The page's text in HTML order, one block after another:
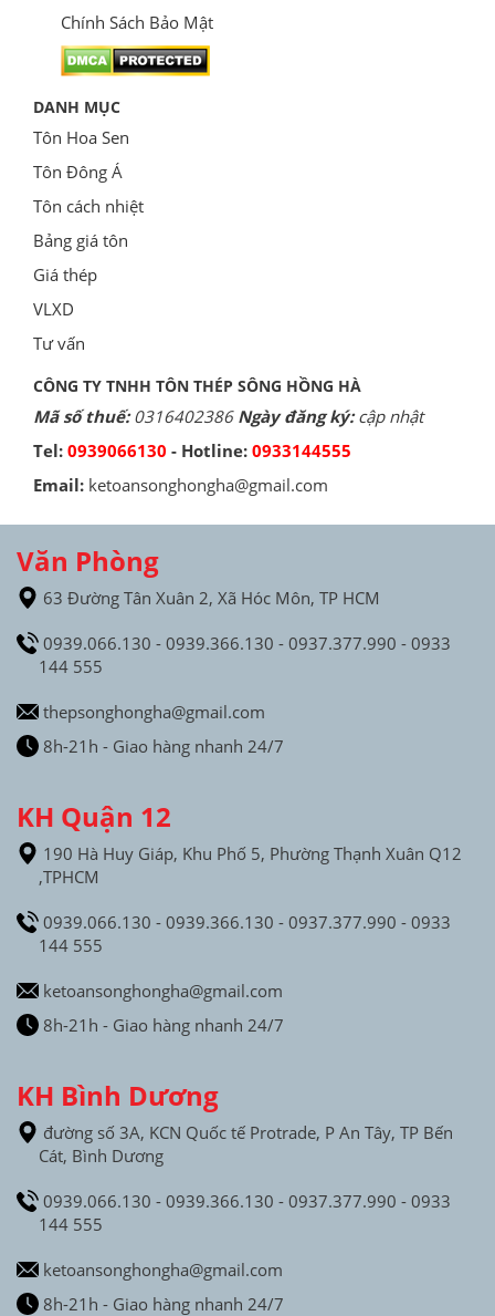
Chính Sách Bảo Mật
DANH MỤC
Tôn Hoa Sen
Tôn Đông Á
Tôn cách nhiệt
Bảng giá tôn
Giá thép
VLXD
Tư vấn
CÔNG TY TNHH TÔN THÉP SÔNG HỒNG HÀ
Mã số thuế:0316402386Ngày đăng ký:cập nhật
Tel: 0939066130 - Hotline: 0933144555
Email: ketoansonghongha@gmail.com
Văn Phòng
63 Đường Tân Xuân 2, Xã Hóc Môn, TP HCM
0939.066.130 - 0939.366.130 - 0937.377.990 - 0933
144 555
thepsonghongha@gmail.com
8h-21h - Giao hàng nhanh 24/7
KH Quận 12
190 Hà Huy Giáp, Khu Phố 5, Phường Thạnh Xuân Q12
,TPHCM
0939.066.130 - 0939.366.130 - 0937.377.990 - 0933
144 555
ketoansonghongha@gmail.com
8h-21h - Giao hàng nhanh 24/7
KH Bình Dương
đường số 3A, KCN Quốc tế Protrade, P An Tây, TP Bến
Cát, Bình Dương
0939.066.130 - 0939.366.130 - 0937.377.990 - 0933
144 555
ketoansonghongha@gmail.com
8h-21h - Giao hàng nhanh 24/7